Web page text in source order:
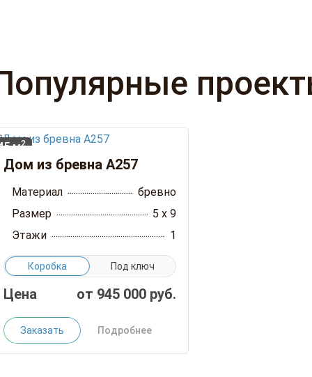
м2
Дом из бревна А257
Материал
бревно
Размер
5 x 9
Этажи
1
Коробка Под ключ
Цена от 945 000 руб.
Заказать Подробнее